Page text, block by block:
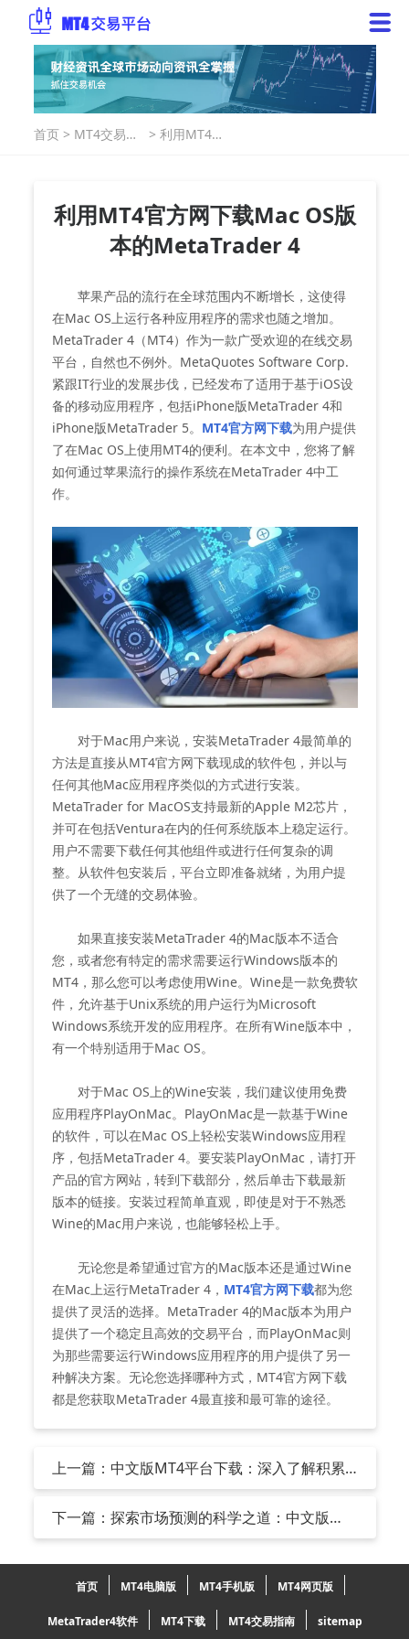
首页 > MT4交易指
> 利用MT4官
MetaTrader
4
利用MT4官方网下载Mac OS版
本的MetaTrader 4
苹果产品的流行在全球范围内不断增长，这使得
在Mac OS上运行各种应用程序的需求也随之增加。
MetaTrader 4（MT4）作为一款广受欢迎的在线交易
平台，自然也不例外。MetaQuotes Software Corp.
紧跟IT行业的发展步伐，已经发布了适用于基于iOS设
备的移动应用程序，包括iPhone版MetaTrader 4和
iPhone版MetaTrader 5。 MT4官方网下载为用户提供
了在Mac OS上使用MT4的便利。在本文中，您将了解
如何通过苹果流行的操作系统在MetaTrader 4中工
作。
对于Mac用户来说，安装MetaTrader 4最简单的
方法是直接从MT4官方网下载现成的软件包，并以与
任何其他Mac应用程序类似的方式进行安装。
MetaTrader for MacOS支持最新的Apple M2芯片，
并可在包括Ventura在内的任何系统版本上稳定运行。
用户不需要下载任何其他组件或进行任何复杂的调
整。从软件包安装后，平台立即准备就绪，为用户提
供了一个无缝的交易体验。
如果直接安装MetaTrader 4的Mac版本不适合
您，或者您有特定的需求需要运行Windows版本的
MT4，那么您可以考虑使用Wine。Wine是一款免费软
件，允许基于Unix系统的用户运行为Microsoft
Windows系统开发的应用程序。在所有Wine版本中，
有一个特别适用于Mac OS。
对于Mac OS上的Wine安装，我们建议使用免费
应用程序PlayOnMac。PlayOnMac是一款基于Wine
的软件，可以在Mac OS上轻松安装Windows应用程
序，包括MetaTrader 4。要安装PlayOnMac，请打开
产品的官方网站，转到下载部分，然后单击下载最新
版本的链接。安装过程简单直观，即使是对于不熟悉
Wine的Mac用户来说，也能够轻松上手。
无论您是希望通过官方的Mac版本还是通过Wine
在Mac上运行MetaTrader 4， MT4官方网下载都为您
提供了灵活的选择。MetaTrader 4的Mac版本为用户
提供了一个稳定且高效的交易平台，而PlayOnMac则
为那些需要运行Windows应用程序的用户提供了另一
种解决方案。无论您选择哪种方式，MT4官方网下载
都是您获取MetaTrader 4最直接和最可靠的途径。
上一篇：中文版MT4平台下载：深入了解积累/
分配（A/D）指标
下一篇：探索市场预测的科学之道：中文版
MT4平台下载助力交易新境界
首页 MT4电脑版 MT4手机版 MT4网页版
MetaTrader4软件 MT4下载 MT4交易指南 sitemap